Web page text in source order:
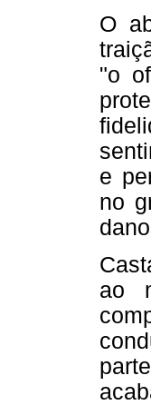
O
"o
e
no
ao